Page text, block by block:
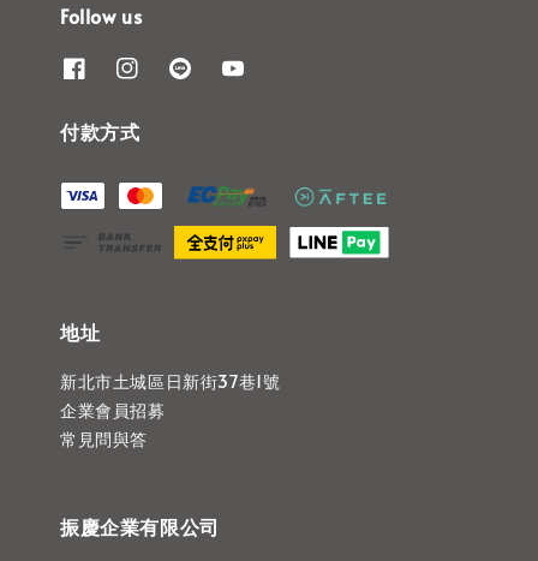
Follow us
付款方式
地址
新北市土城區日新街37巷1號
企業會員招募
常見問與答
振慶企業有限公司